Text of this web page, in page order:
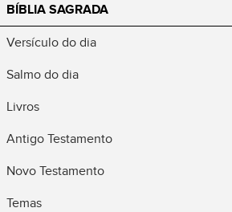
BÍBLIA SAGRADA
Versículo do dia
Salmo do dia
Livros
Antigo Testamento
Novo Testamento
Temas